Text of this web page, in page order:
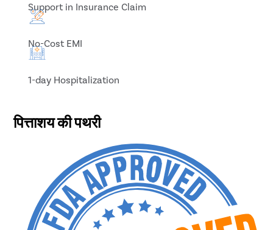
Support in Insurance Claim
No-Cost EMI
1-day Hospitalization
पित्ताशय की पथरी